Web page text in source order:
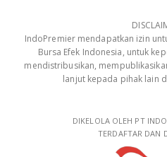
IndoPremier mendapatkan izin
Bursa Efek Indonesia, untuk
mendistribusikan,
lanjut kepada pihak lain
DIKELOLA OLEH PT
TERDAFTAR DAN